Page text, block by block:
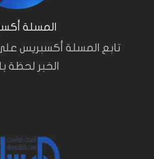
المسلة
تابع المسلة أكسبريس
الخبر لحظة